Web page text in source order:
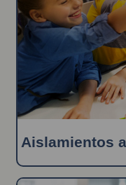
Aislamientos